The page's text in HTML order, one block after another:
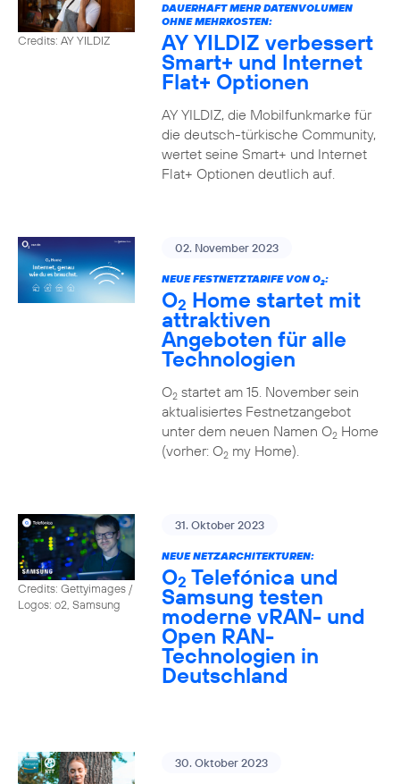
Credits: AY YILDIZ
DAUERHAFT MEHR DATENVOLUMEN
OHNE MEHRKOSTEN:
AY YILDIZ verbessert
Smart+ und Internet
Flat+ Optionen
AY YILDIZ, die Mobilfunkmarke für
die deutsch-türkische Community,
wertet seine Smart+ und Internet
Flat+ Optionen deutlich auf.
02. November 2023
NEUE FESTNETZTARIFE VON O2:
O2 Home startet mit
attraktiven
Angeboten für alle
Technologien
O2startet am 15. November sein
aktualisiertes Festnetzangebot
unter dem neuen Namen O2Home
(vorher: O2my Home).
Credits: Gettyimages /
Logos: o2, Samsung
31. Oktober 2023
NEUE NETZARCHITEKTUREN:
O2 Telefónica und
Samsung testen
moderne vRAN- und
Open RAN-
Technologien in
Deutschland
30. Oktober 2023